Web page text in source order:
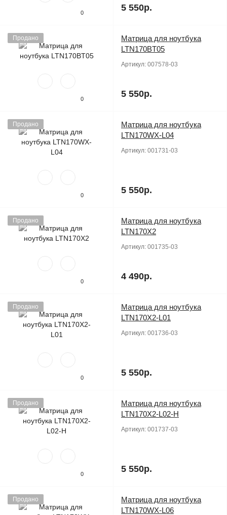
0 5 550р.
Продано
0
Матрица для ноутбука
LTN170BT05
Артикул: 007578-03
5 550р.
Продано
0
Матрица для ноутбука
LTN170WX-L04
Артикул: 001731-03
5 550р.
Продано
0
Матрица для ноутбука
LTN170X2
Артикул: 001735-03
4 490р.
Продано
0
Матрица для ноутбука
LTN170X2-L01
Артикул: 001736-03
5 550р.
Продано
0
Матрица для ноутбука
LTN170X2-L02-H
Артикул: 001737-03
5 550р.
Продано
Матрица для ноутбука
LTN170WX-L06